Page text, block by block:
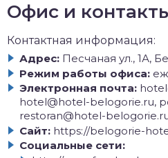
Офис и
Контактная информация:
Адрес: Песчаная ул., 1А,
Режим работы офиса:
Электронная почта:
hotel@hotel-belogorie.ru,
restoran@hotel-
Сайт: https://belogorie-
Социальные сети: